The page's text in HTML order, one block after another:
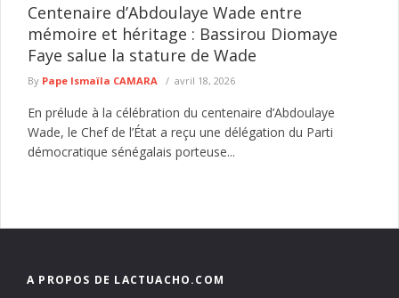
Centenaire d’Abdoulaye Wade entre
mémoire et héritage : Bassirou Diomaye
Faye salue la stature de Wade
By Pape Ismaïla CAMARA avril 18, 2026
En prélude à la célébration du centenaire d’Abdoulaye
Wade, le Chef de l’État a reçu une délégation du Parti
démocratique sénégalais porteuse...
A PROPOS DE LACTUACHO.COM